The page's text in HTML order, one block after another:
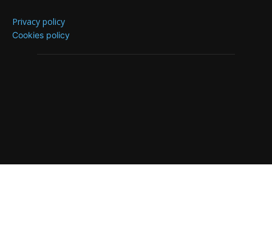
Privacy policy
Cookies policy